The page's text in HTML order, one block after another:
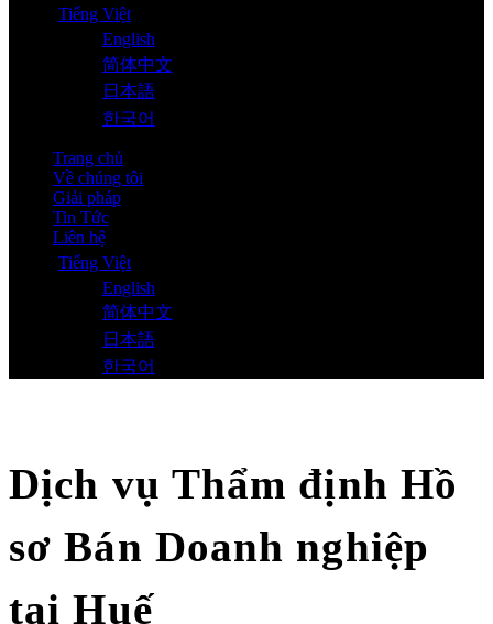
Tiếng Việt
English
简体中文
日本語
한국어
Trang chủ
Về chúng tôi
Giải pháp
Tin Tức
Liên hệ
Tiếng Việt
English
简体中文
日本語
한국어
Dịch vụ Thẩm định Hồ
sơ Bán Doanh nghiệp
tại Huế